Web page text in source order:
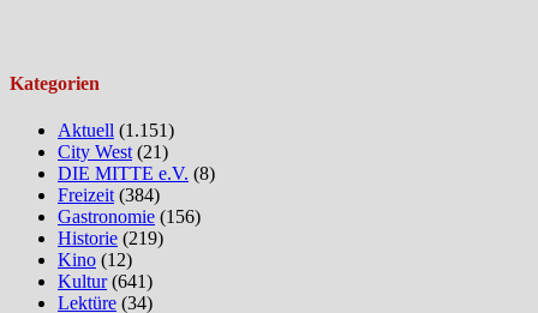
Kategorien
Aktuell (1.151)
City West (21)
DIE MITTE e.V. (8)
Freizeit (384)
Gastronomie (156)
Historie (219)
Kino (12)
Kultur(641)
Lektüre (34)